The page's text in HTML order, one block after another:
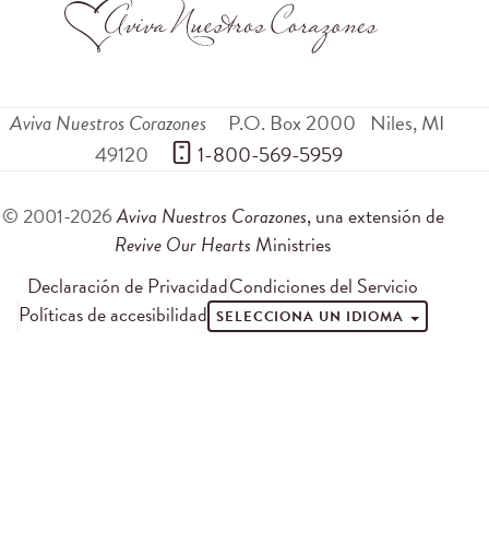
Aviva Nuestros Corazones P.O. Box 2000 Niles,MI
49120
1-800-569-5959
© 2001-2026Aviva Nuestros Corazones, una extensión de
Revive Our Hearts Ministries
Declaración de PrivacidadCondiciones del Servicio
Políticas de accesibilidad SELECCIONA UN IDIOMA